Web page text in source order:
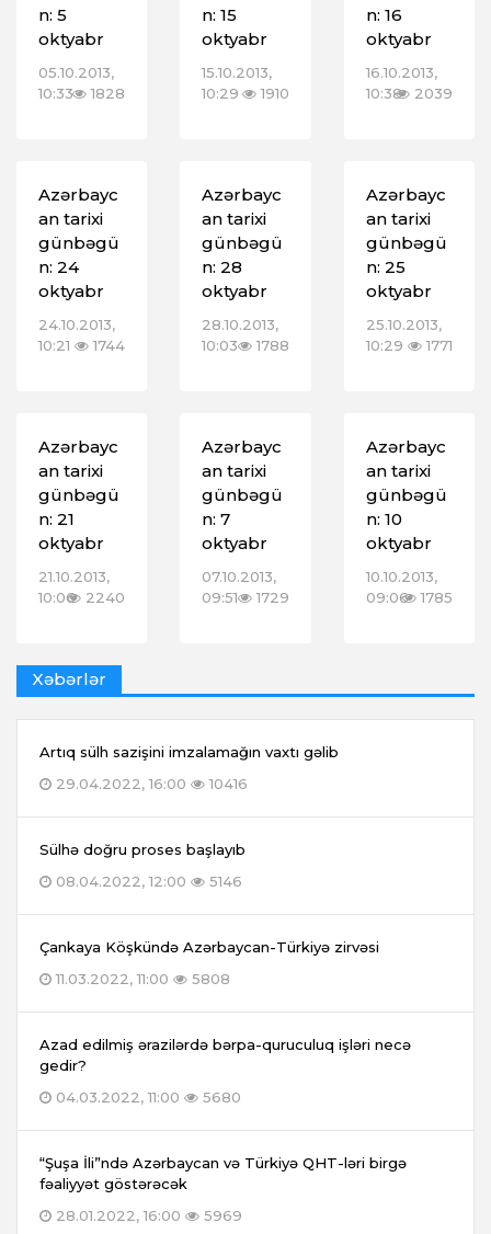
n: 5
oktyabr
05.10.2013,
10:33
1828
n: 15
oktyabr
15.10.2013,
10:29
1910
n: 16
oktyabr
16.10.2013,
10:38 2039
Azərbayc
an tarixi
günbəgü
n: 24
oktyabr
24.10.2013,
10:21
1744
Azərbayc
an tarixi
günbəgü
n: 28
oktyabr
28.10.2013,
10:03
1788
Azərbayc
an tarixi
günbəgü
n: 25
oktyabr
25.10.2013,
10:29
1771
Azərbayc
an tarixi
günbəgü
n: 21
oktyabr
21.10.2013,
10:06
2240
Azərbayc
an tarixi
günbəgü
n: 7
oktyabr
07.10.2013,
09:51
1729
Azərbayc
an tarixi
günbəgü
n: 10
oktyabr
10.10.2013,
09:06 1785
Xəbərlər
Artıq sülh sazişini imzalamağın vaxtı gəlib
29.04.2022, 16:00
10416
Sülhə doğru proses başlayıb
08.04.2022, 12:00
5146
Çankaya Köşkündə Azərbaycan-Türkiyə zirvəsi
11.03.2022, 11:00
5808
Azad edilmiş ərazilərdə bərpa-quruculuq işləri necə
gedir?
04.03.2022, 11:00
5680
“Şuşa İli”ndə Azərbaycan və Türkiyə QHT-ləri birgə
fəaliyyət göstərəcək
28.01.2022, 16:00
5969